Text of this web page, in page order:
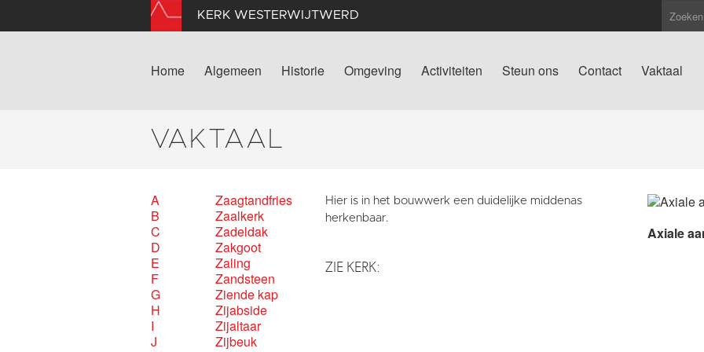
KERK WESTERWIJTWERD
Home Algemeen Historie Omgeving Activiteiten Steun ons Contact Vaktaal
VAKTAAL
A
B
C
D
E
F
G
H
I
J
Zaagtandfries
Zaalkerk
Zadeldak
Zakgoot
Zaling
Zandsteen
Ziende kap
Zijabside
Zijaltaar
Zijbeuk
Hier is in het bouwwerk een duidelijke middenas
herkenbaar.
ZIE KERK:
Axiale